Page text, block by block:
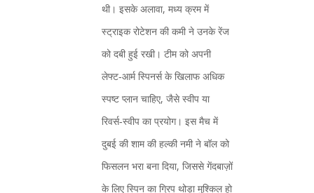
थी। इसके अलावा, मध्य क्रम में
स्ट्राइक रोटेशन की कमी ने उनके रेंज
को दबी हुई रखी। टीम को अपनी
लेफ्ट‑आर्म स्पिनर्स के खिलाफ अधिक
स्पष्ट प्लान चाहिए, जैसे स्वीप या
रिवर्स‑स्वीप का प्रयोग। इस मैच में
दुबई की शाम की हल्की नमी ने बॉल को
फिसलन भरा बना दिया, जिससे गेंदबाज़ों
के लिए स्पिन का ग्रिप थोड़ा मुश्किल हो